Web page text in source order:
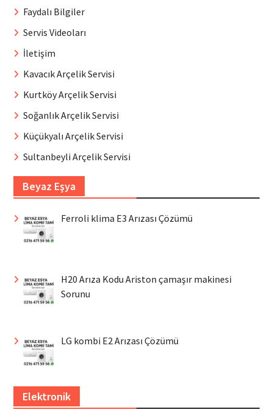
Faydalı Bilgiler
Servis Videoları
İletişim
Kavacık Arçelik Servisi
Kurtköy Arçelik Servisi
Soğanlık Arçelik Servisi
Küçükyalı Arçelik Servisi
Sultanbeyli Arçelik Servisi
Beyaz Eşya
Ferroli klima E3 Arızası Çözümü
H20 Arıza Kodu Ariston çamaşır makinesi
Sorunu
LG kombi E2 Arızası Çözümü
Elektronik